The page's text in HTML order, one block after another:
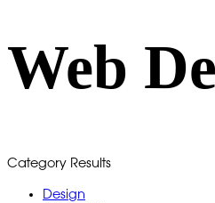
Web
Category Results
Design